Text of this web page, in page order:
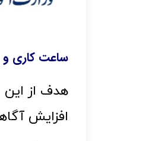
ساعت کاری و
افزایش